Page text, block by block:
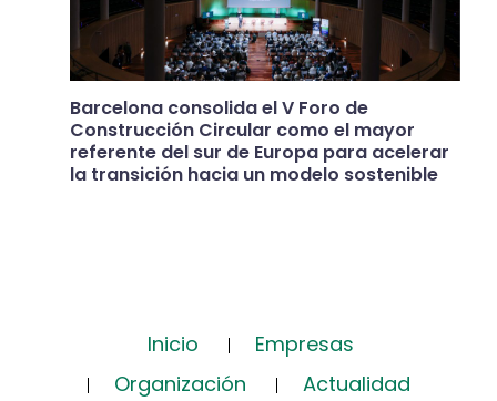
Barcelona consolida el V Foro de
Construcción Circular como el mayor
referente del sur de Europa para acelerar
la transición hacia un modelo sostenible
Inicio
Empresas
Organización
Actualidad